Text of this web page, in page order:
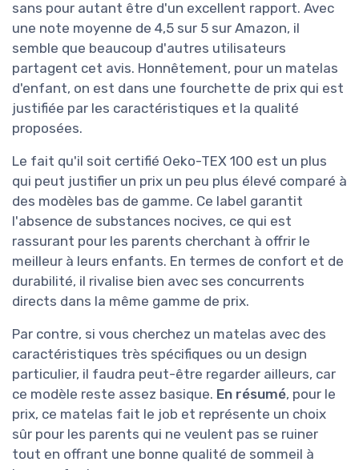
sans pour autant être d'un excellent rapport. Avec
une note moyenne de 4,5 sur 5 sur Amazon, il
semble que beaucoup d'autres utilisateurs
partagent cet avis. Honnêtement, pour un matelas
d'enfant, on est dans une fourchette de prix qui est
justifiée par les caractéristiques et la qualité
proposées.
Le fait qu'il soit certifié Oeko-TEX 100 est un plus
qui peut justifier un prix un peu plus élevé comparé à
des modèles bas de gamme. Ce label garantit
l'absence de substances nocives, ce qui est
rassurant pour les parents cherchant à offrir le
meilleur à leurs enfants. En termes de confort et de
durabilité, il rivalise bien avec ses concurrents
directs dans la même gamme de prix.
Par contre, si vous cherchez un matelas avec des
caractéristiques très spécifiques ou un design
particulier, il faudra peut-être regarder ailleurs, car
ce modèle reste assez basique. En résumé, pour le
prix, ce matelas fait le job et représente un choix
sûr pour les parents qui ne veulent pas se ruiner
tout en offrant une bonne qualité de sommeil à